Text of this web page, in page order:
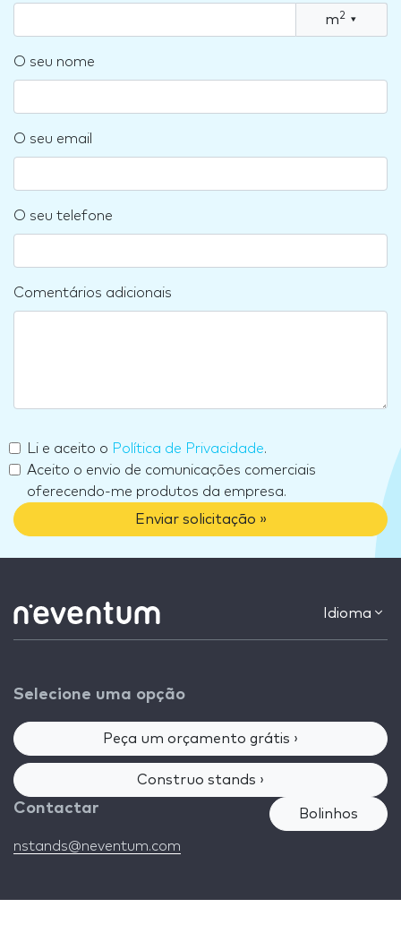
m2 ▾
O seu nome
O seu email
O seu telefone
Comentários adicionais
Li e aceito o Política de Privacidade.
Aceito o envio de comunicações comerciais
oferecendo-me produtos da empresa.
Enviar solicitação »
Idioma
Selecione uma opção
Peça um orçamento grátis ›
Construo stands ›
Contactar
nstands@neventum.com
Bolinhos